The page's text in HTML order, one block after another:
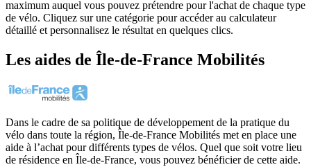
maximum auquel vous pouvez prétendre pour l'achat de chaque type
de vélo. Cliquez sur une catégorie pour accéder au calculateur
détaillé et personnalisez le résultat en quelques clics.
Les aides de Île-de-France Mobilités
Dans le cadre de sa politique de développement de la pratique du
vélo dans toute la région, Île-de-France Mobilités met en place une
aide à l’achat pour différents types de vélos. Quel que soit votre lieu
de résidence en Île-de-France, vous pouvez bénéficier de cette aide.